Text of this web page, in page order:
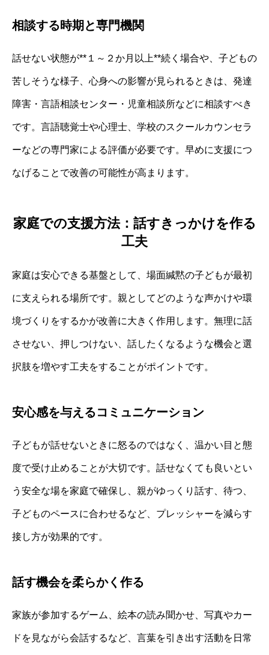
相談する時期と専門機関
話せない状態が**１～２か月以上**続く場合や、子どもの
苦しそうな様子、心身への影響が見られるときは、発達
障害・言語相談センター・児童相談所などに相談すべき
です。言語聴覚士や心理士、学校のスクールカウンセラ
ーなどの専門家による評価が必要です。早めに支援につ
なげることで改善の可能性が高まります。
家庭での支援方法：話すきっかけを作る
工夫
家庭は安心できる基盤として、場面緘黙の子どもが最初
に支えられる場所です。親としてどのような声かけや環
境づくりをするかが改善に大きく作用します。無理に話
させない、押しつけない、話したくなるような機会と選
択肢を増やす工夫をすることがポイントです。
安心感を与えるコミュニケーション
子どもが話せないときに怒るのではなく、温かい目と態
度で受け止めることが大切です。話せなくても良いとい
う安全な場を家庭で確保し、親がゆっくり話す、待つ、
子どものペースに合わせるなど、プレッシャーを減らす
接し方が効果的です。
話す機会を柔らかく作る
家族が参加するゲーム、絵本の読み聞かせ、写真やカー
ドを見ながら会話するなど、言葉を引き出す活動を日常